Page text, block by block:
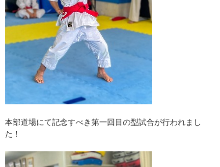
本部道場にて記念すべき第一回目の型試合が行われまし
た！